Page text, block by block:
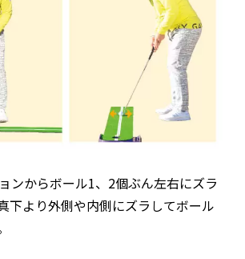
ンからボール1、2個ぶん左右にズラ
下より外側や内側にズラしてボール